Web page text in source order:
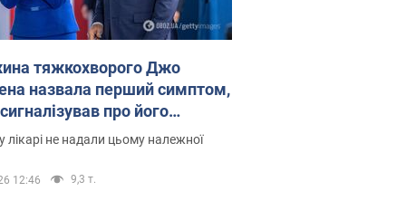
тяжкохворого Джо
назвала перший симптом,
про його
рак
лікарі не надали цьому належної
12:46 9,3 т.